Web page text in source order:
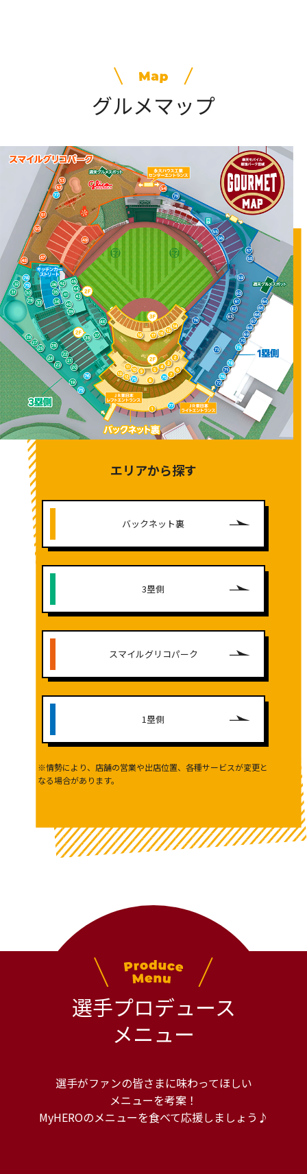
グルメマップ
エリアから探す
バックネット裏
3塁側
スマイルグリコパーク
1塁側
※情勢により、店舗の営業や出店位置、各種サービスが変更と
なる場合があります。
選手プロデュース
メニュー
選手がファンの皆さまに味わってほしい
メニューを考案！
MyHEROのメニューを食べて応援しましょう♪